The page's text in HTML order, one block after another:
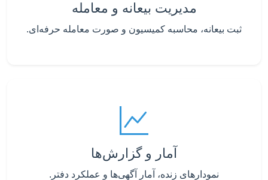
مدیریت بیعانه و معامله
ثبت بیعانه، محاسبه کمیسیون و صورت معامله حرفه‌ای.
آمار و گزارش‌ها
نمودارهای زنده، آمار آگهی‌ها و عملکرد دفتر.